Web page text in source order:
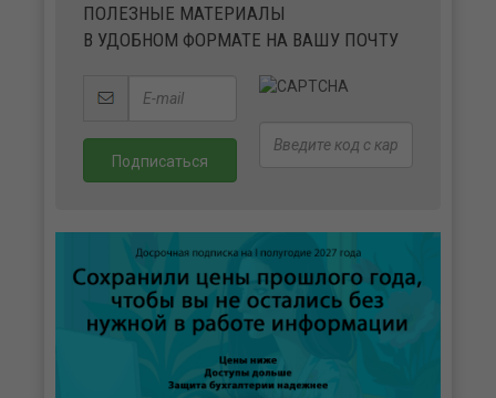
ПОЛЕЗНЫЕ МАТЕРИАЛЫ
В УДОБНОМ ФОРМАТЕ НА ВАШУ ПОЧТУ